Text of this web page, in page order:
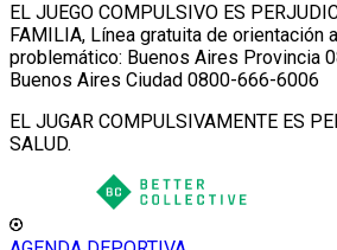
EL JUEGO COMPULSIVO ES
FAMILIA, Línea gratuita de orientación
problemático: Buenos Aires Provincia
Buenos Aires Ciudad 0800-666-6006
EL JUGAR COMPULSIVAMENTE ES
SALUD.